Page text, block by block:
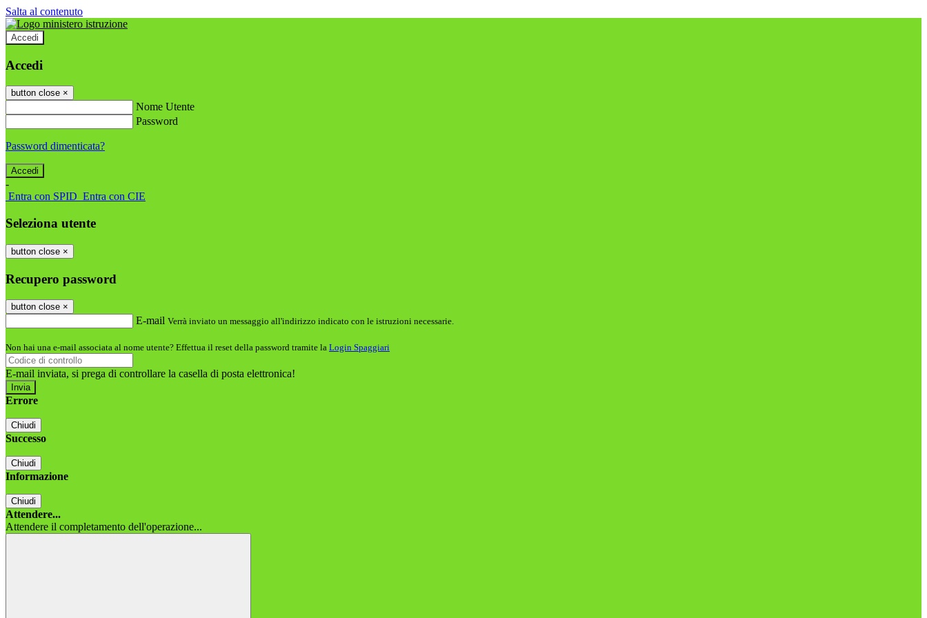
Salta al contenuto
Accedi
Accedi
button close ×
Nome Utente
Password
Password dimenticata?
-
Entra con SPID Entra con CIE
Seleziona utente
button close ×
Recupero password
button close ×
E-mail Verrà inviato un messaggio all'indirizzo indicato con le istruzioni necessarie.
Non hai una e-mail associata al nome utente? Effettua il reset della password tramite la Login Spaggiari
E-mail inviata, si prega di controllare la casella di posta elettronica!
Errore
Chiudi
Successo
Chiudi
Informazione
Chiudi
Attendere...
Attendere il completamento dell'operazione...